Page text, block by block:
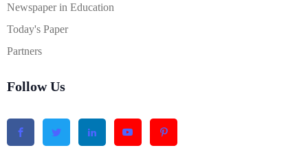
Newspaper in Education
Today's Paper
Partners
Follow Us